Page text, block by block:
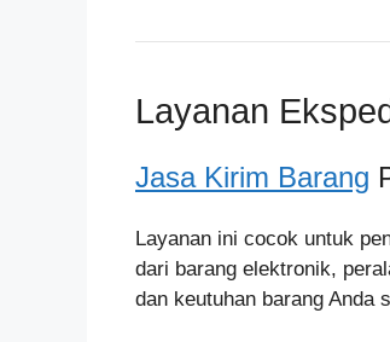
Layanan
Jasa Kirim Barang
Layanan ini cocok untuk
dari barang elektronik,
dan keutuhan barang Anda